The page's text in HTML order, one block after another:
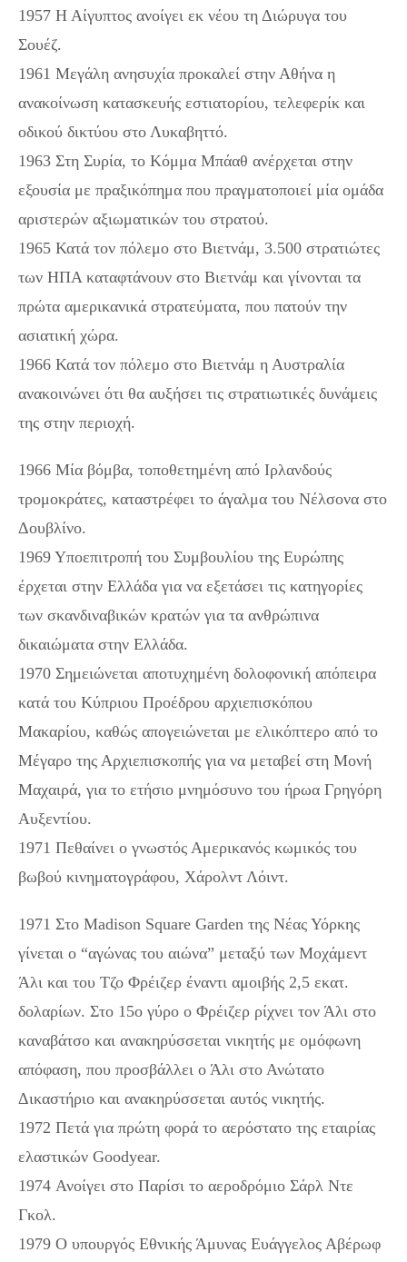
1957 Η Αίγυπτος ανοίγει εκ νέου τη Διώρυγα του
Σουέζ.
1961 Μεγάλη ανησυχία προκαλεί στην Αθήνα η
ανακοίνωση κατασκευής εστιατορίου, τελεφερίκ και
οδικού δικτύου στο Λυκαβηττό.
1963 Στη Συρία, το Κόμμα Μπάαθ ανέρχεται στην
εξουσία με πραξικόπημα που πραγματοποιεί μία ομάδα
αριστερών αξιωματικών του στρατού.
1965 Κατά τον πόλεμο στο Βιετνάμ, 3.500 στρατιώτες
των ΗΠΑ καταφτάνουν στο Βιετνάμ και γίνονται τα
πρώτα αμερικανικά στρατεύματα, που πατούν την
ασιατική χώρα.
1966 Κατά τον πόλεμο στο Βιετνάμ η Αυστραλία
ανακοινώνει ότι θα αυξήσει τις στρατιωτικές δυνάμεις
της στην περιοχή.
1966 Μία βόμβα, τοποθετημένη από Ιρλανδούς
τρομοκράτες, καταστρέφει το άγαλμα του Νέλσονα στο
Δουβλίνο.
1969 Υποεπιτροπή του Συμβουλίου της Ευρώπης
έρχεται στην Ελλάδα για να εξετάσει τις κατηγορίες
των σκανδιναβικών κρατών για τα ανθρώπινα
δικαιώματα στην Ελλάδα.
1970 Σημειώνεται αποτυχημένη δολοφονική απόπειρα
κατά του Κύπριου Προέδρου αρχιεπισκόπου
Μακαρίου, καθώς απογειώνεται με ελικόπτερο από το
Μέγαρο της Αρχιεπισκοπής για να μεταβεί στη Μονή
Μαχαιρά, για το ετήσιο μνημόσυνο του ήρωα Γρηγόρη
Αυξεντίου.
1971 Πεθαίνει ο γνωστός Αμερικανός κωμικός του
βωβού κινηματογράφου, Χάρολντ Λόιντ.
1971 Στο Madison Square Garden της Νέας Υόρκης
γίνεται ο “αγώνας του αιώνα” μεταξύ των Μοχάμεντ
Άλι και του Τζο Φρέιζερ έναντι αμοιβής 2,5 εκατ.
δολαρίων. Στο 15ο γύρο ο Φρέιζερ ρίχνει τον Άλι στο
καναβάτσο και ανακηρύσσεται νικητής με ομόφωνη
απόφαση, που προσβάλλει ο Άλι στο Ανώτατο
Δικαστήριο και ανακηρύσσεται αυτός νικητής.
1972 Πετά για πρώτη φορά το αερόστατο της εταιρίας
ελαστικών Goodyear.
1974 Ανοίγει στο Παρίσι το αεροδρόμιο Σάρλ Ντε
Γκολ.
1979 Ο υπουργός Εθνικής Άμυνας Ευάγγελος Αβέρωφ